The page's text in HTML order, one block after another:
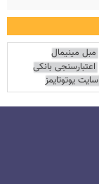
مبل مینیمال
اعتبارسنجی بانکی
سایت یوتوتایمز